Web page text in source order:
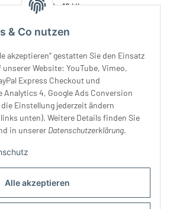
Alle akzeptieren
& Co nutzen
akzeptieren“ gestatten Sie den Einsatz
Website: YouTube, Vimeo,
Express Checkout und
Analytics 4, Google Ads Conversion
Einstellung jederzeit ändern
unten). Weitere Details finden Sie
in unserer Datenschutzerklärung.
10 - 16 Uhr
10 - 18 Uhr
10 - 14 Uhr